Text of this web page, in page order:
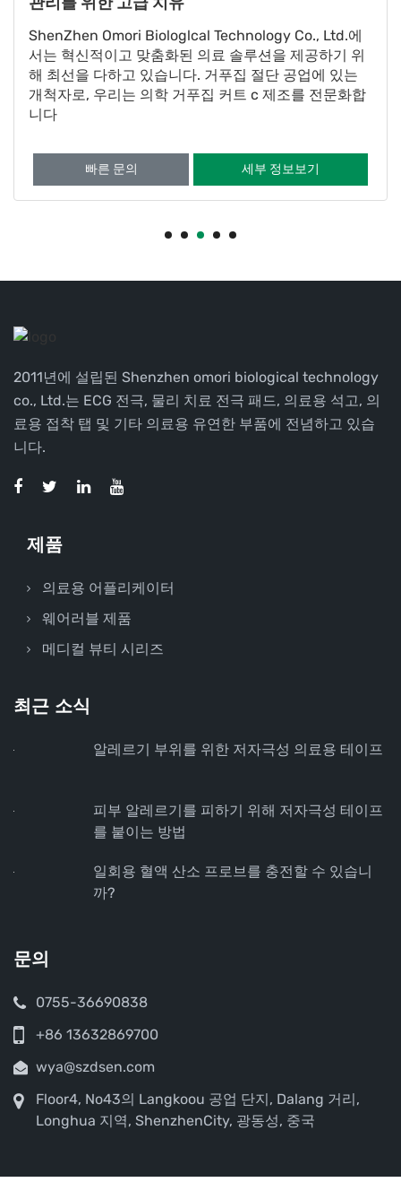
ShenZhen Omori Biologlcal Technology Co., Ltd.에
서는 혁신적이고 맞춤화된 의료 솔루션을 제공하기 위
해 최선을 다하고 있습니다. 거푸집 절단 공업에 있는
개척자로, 우리는 의학 거푸집 커트 c 제조를 전문화합
니다
빠른 문의 세부 정보보기
2011년에 설립된 Shenzhen omori biological technology
co., Ltd.는 ECG 전극, 물리 치료 전극 패드, 의료용 석고, 의
료용 접착 탭 및 기타 의료용 유연한 부품에 전념하고 있습
니다.
제품
의료용 어플리케이터
웨어러블 제품
메디컬 뷰티 시리즈
최근 소식
알레르기 부위를 위한 저자극성 의료용 테이프
피부 알레르기를 피하기 위해 저자극성 테이프
를 붙이는 방법
일회용 혈액 산소 프로브를 충전할 수 있습니
까?
문의
0755-36690838
+86 13632869700
wya@szdsen.com
Floor4, No43의 Langkoou 공업 단지, Dalang 거리,
Longhua 지역, ShenzhenCity, 광동성, 중국